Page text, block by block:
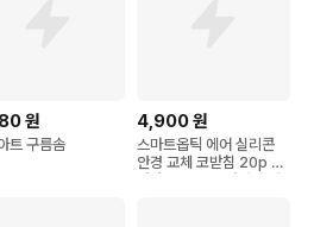
원
트 구름솜
4,900원
스마트옵틱 에어 실리콘
안경 교체 코받침 20p +